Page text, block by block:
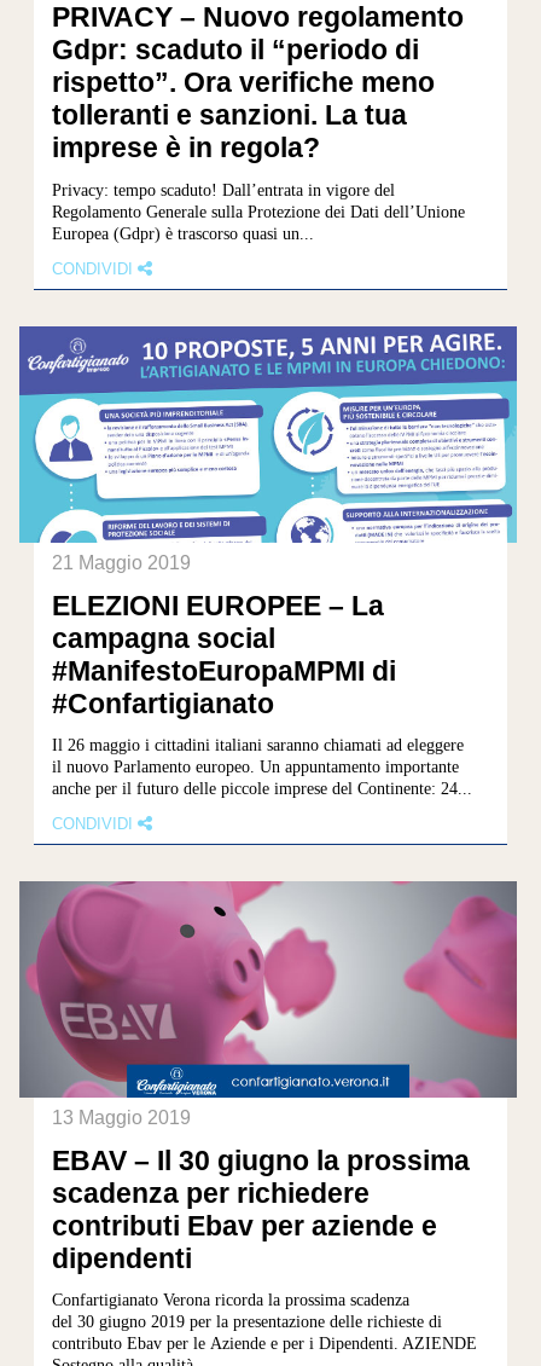
PRIVACY – Nuovo regolamento
Gdpr: scaduto il “periodo di
rispetto”. Ora verifiche meno
tolleranti e sanzioni. La tua
imprese è in regola?
Privacy: tempo scaduto! Dall’entrata in vigore del
Regolamento Generale sulla Protezione dei Dati dell’Unione
Europea (Gdpr) è trascorso quasi un...
CONDIVIDI
21 Maggio 2019
ELEZIONI EUROPEE – La
campagna social
#ManifestoEuropaMPMI di
#Confartigianato
Il 26 maggio i cittadini italiani saranno chiamati ad eleggere
il nuovo Parlamento europeo. Un appuntamento importante
anche per il futuro delle piccole imprese del Continente: 24...
CONDIVIDI
13 Maggio 2019
EBAV – Il 30 giugno la prossima
scadenza per richiedere
contributi Ebav per aziende e
dipendenti
Confartigianato Verona ricorda la prossima scadenza
del 30 giugno 2019 per la presentazione delle richieste di
contributo Ebav per le Aziende e per i Dipendenti. AZIENDE